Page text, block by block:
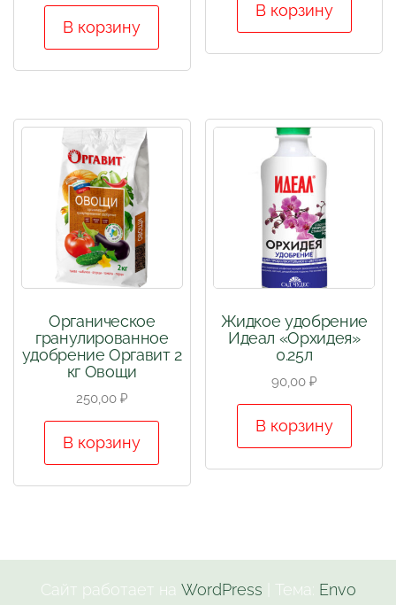
В корзину
В корзину
Органическое
гранулированное
удобрение Оргавит 2
кг Овощи
250,00 ₽
В корзину
Жидкое удобрение
Идеал «Орхидея»
0.25л
90,00 ₽
В корзину
Сайт работает на WordPress Тема: Envo